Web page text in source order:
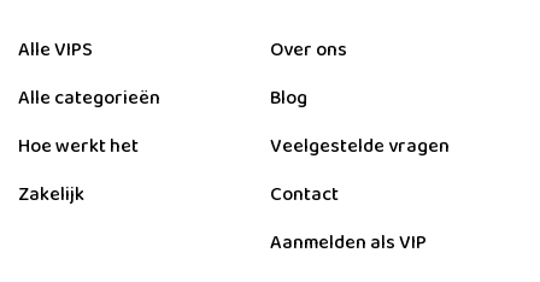
Alle VIPS
Alle categorieën
Hoe werkt het
Zakelijk
Over ons
Blog
Veelgestelde vragen
Contact
Aanmelden als VIP